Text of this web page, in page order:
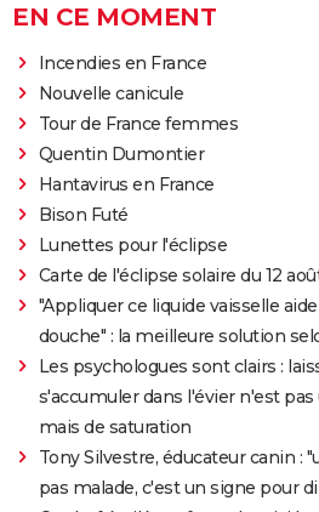
EN CE MOMENT
Incendies en France
Nouvelle canicule
Tour de France femmes
Quentin Dumontier
Hantavirus en France
Bison Futé
Lunettes pour l'éclipse
Carte de l'éclipse solaire du 12
"Appliquer ce liquide vaisselle
douche" : la meilleure solution
Les psychologues sont clairs :
s'accumuler dans l'évier n'est
mais de saturation
Tony Silvestre, éducateur canin :
pas malade, c'est un signe pour